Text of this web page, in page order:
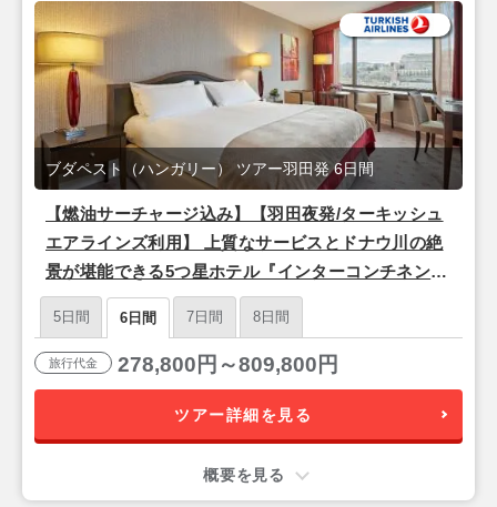
【燃油サーチャージ込み】【羽田夜発/ターキッシュ
エアラインズ利用】 上質なサービスとドナウ川の絶
景が堪能できる5つ星ホテル『インターコンチネンタ
ル ブダペスト』宿泊♪ドナウ河畔の美しい夜景と歴
史を楽しむ「ブダペスト」3泊6日
ブダペスト（ハンガリー） ツアー羽田発 6日間
5日間 6日間 7日間 8日間
旅行代金 278,800円～809,800円
ツアー詳細を見る
概要を見る